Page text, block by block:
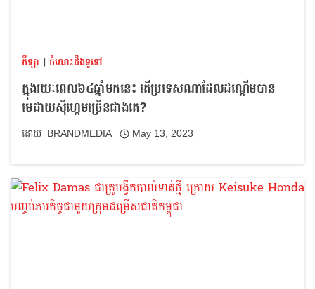
កីឡា | ចំណេះដឹងទូទៅ
ក្នុងរយៈពេល៦៤ឆ្នាំមកនេះ តើប្រទេសណាដែលដណ្ដើមបាន
មេដាយស៊ីហ្គេមច្រើនជាងគេ?
BRANDMEDIA May 13, 2023